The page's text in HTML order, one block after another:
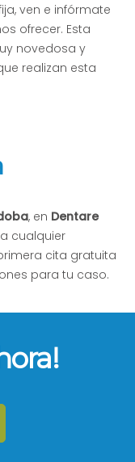
ven e infórmate
ofrecer. Esta
novedosa y
realizan esta
, en Dentare
cualquier
cita gratuita
para tu caso.